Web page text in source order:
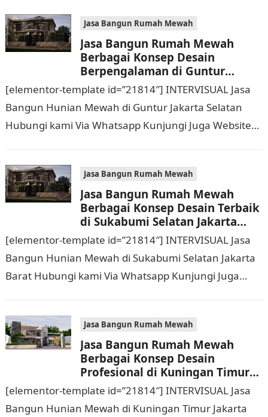
Jasa Bangun Rumah Mewah
Jasa Bangun Rumah Mewah
Berbagai Konsep Desain
Berpengalaman di Guntur
Jakarta Selatan Hubungi 0811
9933 588
[elementor-template id=”21814″] INTERVISUAL Jasa
Bangun Hunian Mewah di Guntur Jakarta Selatan
Hubungi kami Via Whatsapp Kunjungi Juga Website
Jasa Bangun Rumah Mewah
Jasa Bangun Rumah Mewah
Berbagai Konsep Desain Terbaik
di Sukabumi Selatan Jakarta
Barat Hubungi 0811 9933 588
[elementor-template id=”21814″] INTERVISUAL Jasa
Bangun Hunian Mewah di Sukabumi Selatan Jakarta
Barat Hubungi kami Via Whatsapp Kunjungi Juga
Jasa Bangun Rumah Mewah
Jasa Bangun Rumah Mewah
Berbagai Konsep Desain
Profesional di Kuningan Timur
Jakarta Selatan Hubungi 0811
9933 588
[elementor-template id=”21814″] INTERVISUAL Jasa
Bangun Hunian Mewah di Kuningan Timur Jakarta